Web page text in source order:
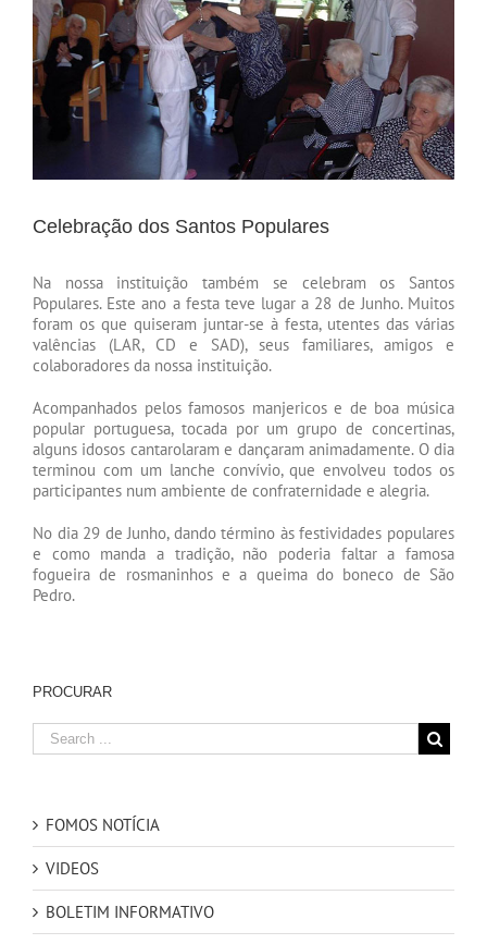
Celebração dos Santos Populares
Na nossa instituição também se celebram os Santos
Populares. Este ano a festa teve lugar a 28 de Junho. Muitos
foram os que quiseram juntar-se à festa, utentes das várias
valências (LAR, CD e SAD), seus familiares, amigos e
colaboradores da nossa instituição.
Acompanhados pelos famosos manjericos e de boa música
popular portuguesa, tocada por um grupo de concertinas,
alguns idosos cantarolaram e dançaram animadamente. O dia
terminou com um lanche convívio, que envolveu todos os
participantes num ambiente de confraternidade e alegria.
No dia 29 de Junho, dando término às festividades populares
e como manda a tradição, não poderia faltar a famosa
fogueira de rosmaninhos e a queima do boneco de São
Pedro.
PROCURAR
FOMOS NOTÍCIA
VIDEOS
BOLETIM INFORMATIVO